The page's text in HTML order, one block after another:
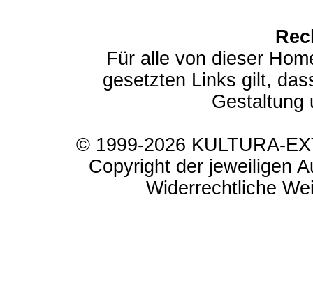
Für alle von dieser
gesetzten Links gilt,
Gestaltung
© 1999-2026 KULTURA-
Copyright der jeweiligen
Widerrechtliche